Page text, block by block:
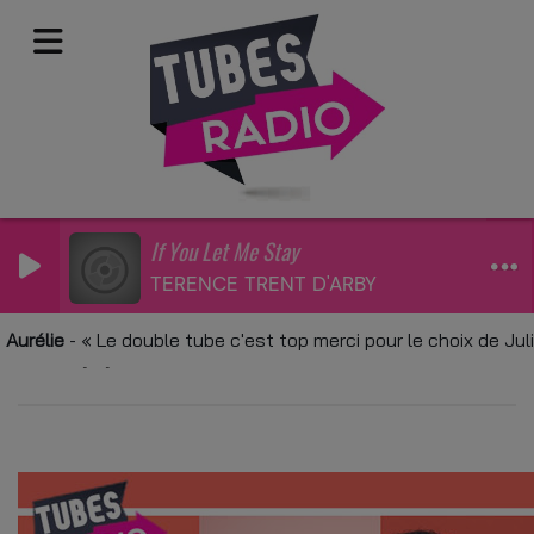
If You Let Me Stay
TERENCE TRENT D'ARBY
- Le double tube c'est top merci pour le choix de
Application mobile